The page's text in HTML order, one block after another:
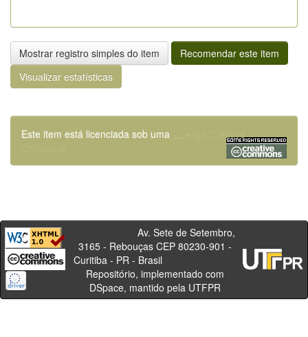
Mostrar registro simples do item
Recomendar este item
Visualizar estatísticas
Este item está licenciada sob uma
Licença Creative
Commons
Av. Sete de Setembro,
3165 - Rebouças CEP 80230-901 -
Curitiba - PR - Brasil
Repositório, implementado com
DSpace, mantido pela UTFPR